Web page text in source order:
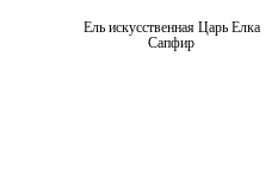
Ель искусственная Царь Елка
Сапфир